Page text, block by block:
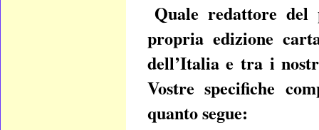
Quale redattore
propria edizione
dell’Italia e tra i
Vostre specifiche
quanto segue: